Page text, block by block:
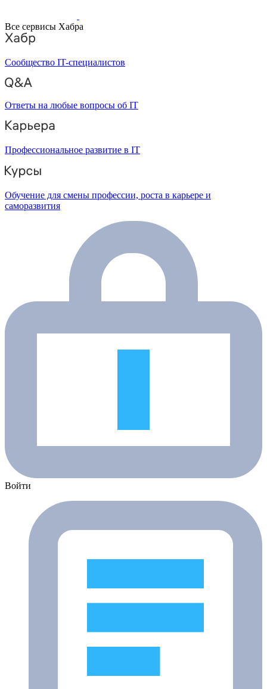
Все сервисы Хабра
Сообщество IT-специалистов
Ответы на любые вопросы об IT
Профессиональное развитие в IT
Обучение для смены профессии, роста в карьере и
саморазвития
Войти